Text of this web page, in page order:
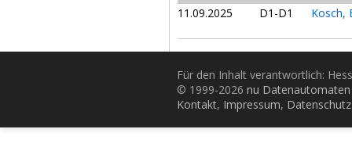
11.09.2025 D1-D1 Kosch,
Für den Inhalt verantwortlich:
© 1999-2026 nu
Kontakt, Impressum, Datenschutz